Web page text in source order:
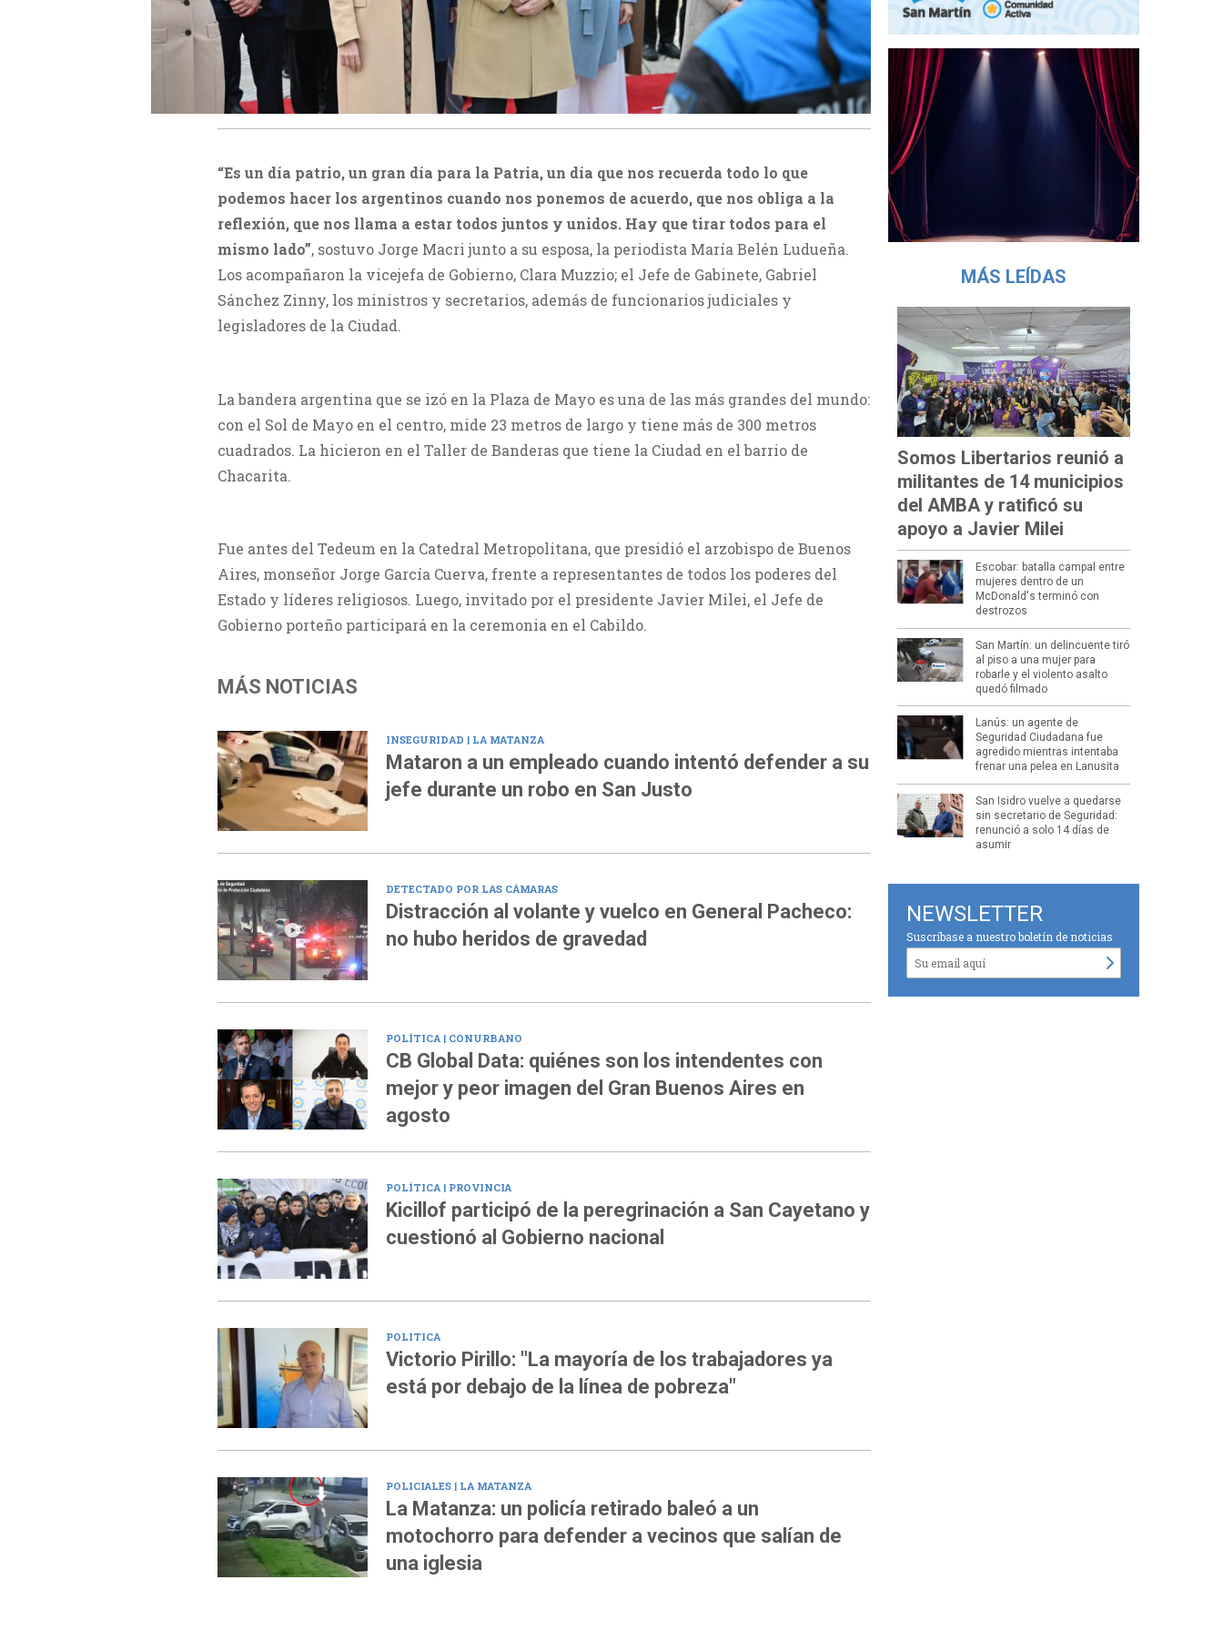
“Es un día patrio, un gran día para la Patria, un día que nos recuerda todo lo que
podemos hacer los argentinos cuando nos ponemos de acuerdo, que nos obliga a la
reflexión, que nos llama a estar todos juntos y unidos. Hay que tirar todos para el
mismo lado”, sostuvo Jorge Macri junto a su esposa, la periodista María Belén Ludueña.
Los acompañaron la vicejefa de Gobierno, Clara Muzzio; el Jefe de Gabinete, Gabriel
Sánchez Zinny, los ministros y secretarios, además de funcionarios judiciales y
legisladores de la Ciudad.
La bandera argentina que se izó en la Plaza de Mayo es una de las más grandes del mundo:
con el Sol de Mayo en el centro, mide 23 metros de largo y tiene más de 300 metros
cuadrados. La hicieron en el Taller de Banderas que tiene la Ciudad en el barrio de
Chacarita.
Fue antes del Tedeum en la Catedral Metropolitana, que presidió el arzobispo de Buenos
Aires, monseñor Jorge García Cuerva, frente a representantes de todos los poderes del
Estado y líderes religiosos. Luego, invitado por el presidente Javier Milei, el Jefe de
Gobierno porteño participará en la ceremonia en el Cabildo.
MÁS NOTICIAS
INSEGURIDAD | LA MATANZA
Mataron a un empleado cuando intentó defender a su
jefe durante un robo en San Justo
DETECTADO POR LAS CÁMARAS
Distracción al volante y vuelco en General Pacheco:
no hubo heridos de gravedad
POLÍTICA | CONURBANO
CB Global Data: quiénes son los intendentes con
mejor y peor imagen del Gran Buenos Aires en
agosto
POLÍTICA | PROVINCIA
Kicillof participó de la peregrinación a San Cayetano y
cuestionó al Gobierno nacional
POLITICA
Victorio Pirillo: "La mayoría de los trabajadores ya
está por debajo de la línea de pobreza"
POLICIALES | LA MATANZA
La Matanza: un policía retirado baleó a un
motochorro para defender a vecinos que salían de
una iglesia
MÁS LEÍDAS
Somos Libertarios reunió a
militantes de 14 municipios
del AMBA y ratificó su
apoyo a Javier Milei
Escobar: batalla campal entre
mujeres dentro de un
McDonald's terminó con
destrozos
San Martín: un delincuente tiró
al piso a una mujer para
robarle y el violento asalto
quedó filmado
Lanús: un agente de
Seguridad Ciudadana fue
agredido mientras intentaba
frenar una pelea en Lanusita
San Isidro vuelve a quedarse
sin secretario de Seguridad:
renunció a solo 14 días de
asumir
NEWSLETTER
Suscríbase a nuestro boletín de noticias